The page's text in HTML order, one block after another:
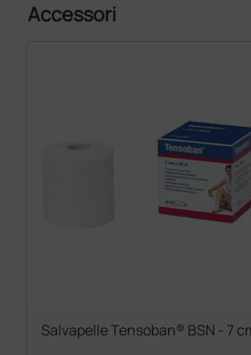
Accessori
Salvapelle Tensoban® BSN - 7